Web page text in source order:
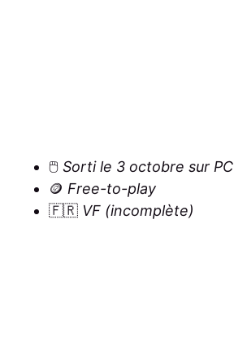
🖱️ Sorti le 3 octobre sur PC
🪙 Free-to-play
🇫🇷 VF (incomplète)